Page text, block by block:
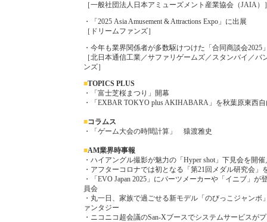
［一般社団法人日本アミューズメント産業協会（JAIA）
・「2025 Asia Amusement & Attractions Expo」に出展
［ドリームファンズ］
・今年も業界関係者が多数駆けつけた「合同商談会2025
［北日本通信工業／サファリゲームズ／スタンバイ／
ンズ］
■TOPICS PLUS
・「富士芝桜まつり」開幕
・「EXBAR TOKYO plus AKIHABARA」を秋葉原東西
■コラムス
・「ゲーム大会の時間計算」 猿渡雅史
■AM業界時事報
・ハイアングル撮影が魅力の「Hyper shot」下見会を開
・アフターコロナでは初となる「第21回メダル研究会」
・「EVO Japan 2025」にパーツメーカーや「イニブ」が
員会
・丸一日、家族で過ごせる新モデル「のびっこジャンボ
ァンタジー
・ニコニコ超会議のSan-Xブースでシステムサービスが